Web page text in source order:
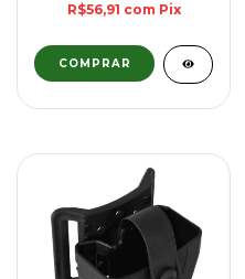
R$56,91 com Pix